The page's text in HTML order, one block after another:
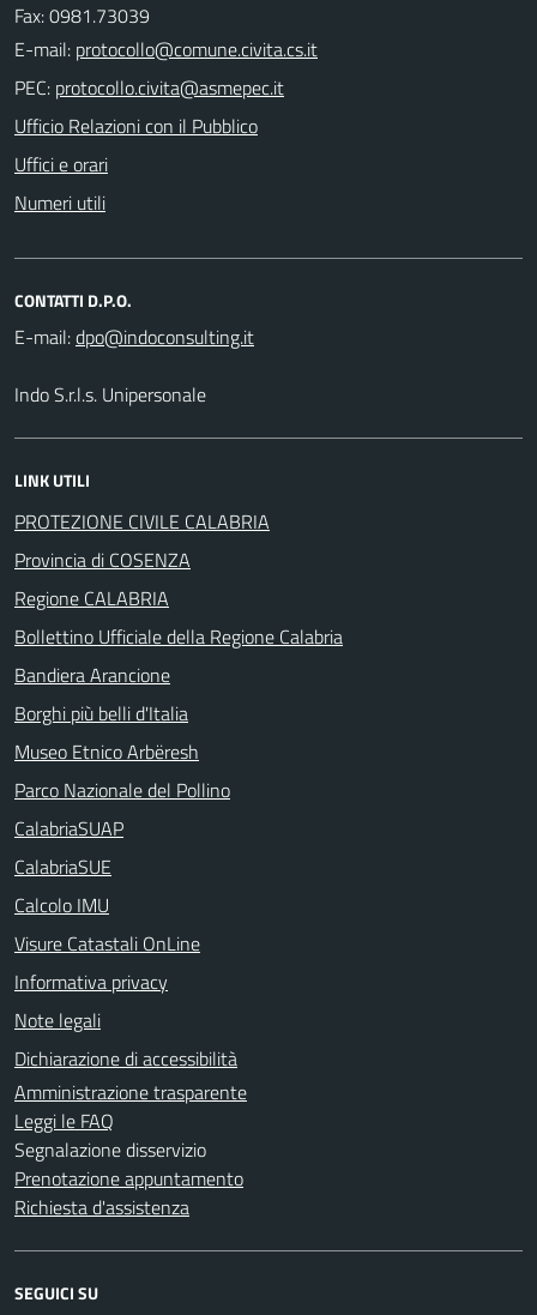
Fax: 0981.73039
E-mail:
PEC:
Ufficio Relazioni con il Pubblico
Uffici e orari
Numeri utili
CONTATTI D.P.O.
E-mail:
Indo S.r.l.s. Unipersonale
LINK UTILI
PROTEZIONE CIVILE CALABRIA
Provincia di COSENZA
Regione CALABRIA
Bollettino Ufficiale della Regione Calabria
Bandiera Arancione
Borghi più belli d'Italia
Museo Etnico Arbëresh
Parco Nazionale del Pollino
CalabriaSUAP
CalabriaSUE
Calcolo IMU
Visure Catastali OnLine
Informativa privacy
Note legali
Dichiarazione di accessibilità
Amministrazione trasparente
Leggi le FAQ
Segnalazione disservizio
Prenotazione appuntamento
Richiesta d'assistenza
SEGUICI SU